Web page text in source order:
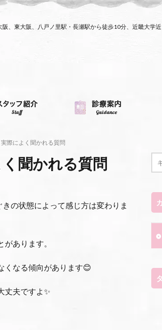
阪、東大阪、八戸ノ里駅・長瀬駅から徒歩10分、近畿大学
際によく聞かれる質問
聞かれる質問
の状態によって感じ方は変わりま
あります。
くなる傾向があります😊
丈夫ですよ✨